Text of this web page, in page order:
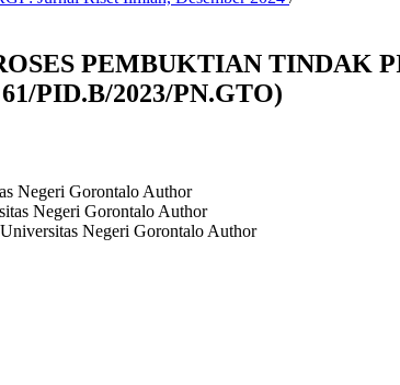
PEMBUKTIAN TINDAK
PID.B/2023/PN.GTO)
Negeri Gorontalo Author
Negeri Gorontalo Author
Universitas Negeri Gorontalo Author